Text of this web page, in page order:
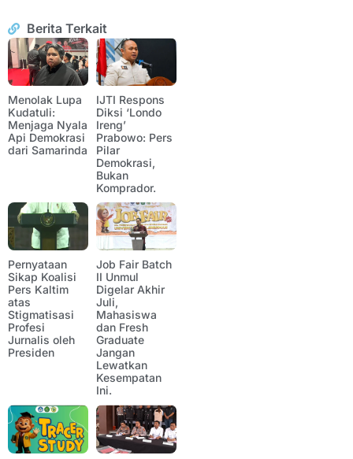
Berita Terkait
Menolak Lupa
Kudatuli:
Menjaga Nyala
Api Demokrasi
dari Samarinda
IJTI Respons
Diksi ‘Londo
Ireng’
Prabowo: Pers
Pilar
Demokrasi,
Bukan
Komprador.
Pernyataan
Sikap Koalisi
Pers Kaltim
atas
Stigmatisasi
Profesi
Jurnalis oleh
Presiden
Job Fair Batch
II Unmul
Digelar Akhir
Juli,
Mahasiswa
dan Fresh
Graduate
Jangan
Lewatkan
Kesempatan
Ini.